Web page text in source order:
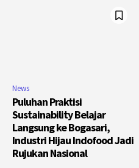
News
Puluhan Praktisi
Sustainability Belajar
Langsung ke Bogasari,
Industri Hijau Indofood Jadi
Rujukan Nasional